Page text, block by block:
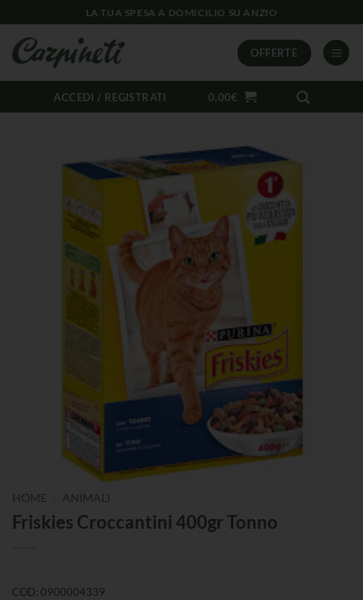
LA TUA SPESA A DOMICILIO SU ANZIO
OFFERTE
ACCEDI / REGISTRATI 0,00€
HOME ANIMALI
Friskies Croccantini 400gr Tonno
COD: 0900004339